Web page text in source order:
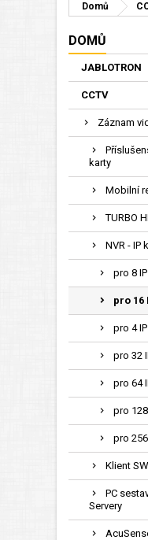
Domů
DOMŮ
JABLOTRON
CCTV
Záznam
karty
Mobilní
TURBO
NVR - IP
pro 8
pro 16
pro 4
pro 32
pro 64
pro
pro
Klient
PC
Servery